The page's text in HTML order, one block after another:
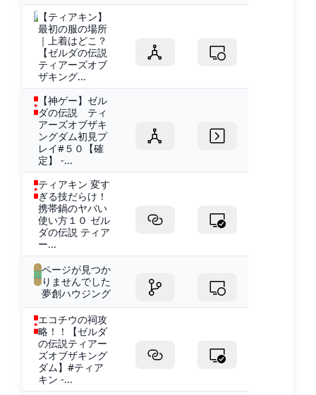
【ティアキン】
最初の服の場所
｜上着はどこ？
【ゼルダの伝説
ティアーズオブ
ザキング...
【神ゲー】ゼル
ダの伝説 ティ
アーズオブザキ
ングダム初見プ
レイ#５０【確
定】 -...
ティアキン 変す
ぎる技だらけ！
携帯鍋のヤバい
使い方１０ ゼル
ダの伝説 ティア
ー...
ページが見つか
りませんでした
夢創ハウジング
エコチウの祠攻
略！！【ゼルダ
の伝説ティアー
ズオブザキング
ダム】#ティア
キン -...